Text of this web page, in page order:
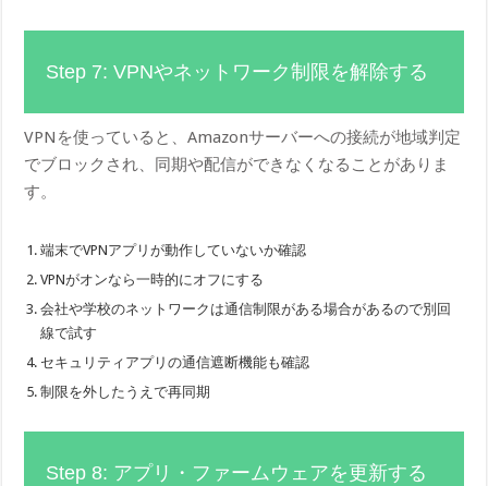
Step 7: VPNやネットワーク制限を解除する
VPNを使っていると、Amazonサーバーへの接続が地域判定
でブロックされ、同期や配信ができなくなることがありま
す。
端末でVPNアプリが動作していないか確認
VPNがオンなら一時的にオフにする
会社や学校のネットワークは通信制限がある場合があるので別回
線で試す
セキュリティアプリの通信遮断機能も確認
制限を外したうえで再同期
Step 8: アプリ・ファームウェアを更新する